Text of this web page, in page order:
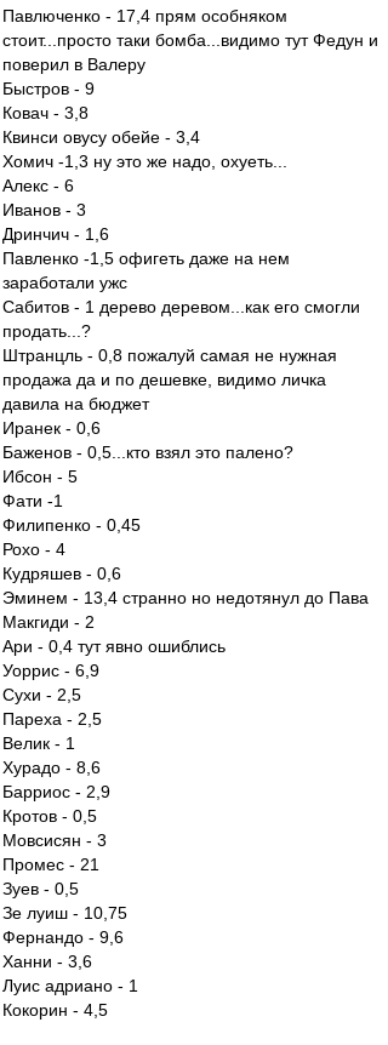
Павлюченко - 17,4 прям особняком
стоит...просто таки бомба...видимо тут Федун и
поверил в Валеру
Быстров - 9
Ковач - 3,8
Квинси овусу обейе - 3,4
Хомич -1,3 ну это же надо, охуеть...
Алекс - 6
Иванов - 3
Дринчич - 1,6
Павленко -1,5 офигеть даже на нем
заработали ужс
Сабитов - 1 дерево деревом...как его смогли
продать...?
Штранцль - 0,8 пожалуй самая не нужная
продажа да и по дешевке, видимо личка
давила на бюджет
Иранек - 0,6
Баженов - 0,5...кто взял это палено?
Ибсон - 5
Фати -1
Филипенко - 0,45
Рохо - 4
Кудряшев - 0,6
Эминем - 13,4 странно но недотянул до Пава
Макгиди - 2
Ари - 0,4 тут явно ошиблись
Уоррис - 6,9
Сухи - 2,5
Пареха - 2,5
Велик - 1
Хурадо - 8,6
Барриос - 2,9
Кротов - 0,5
Мовсисян - 3
Промес - 21
Зуев - 0,5
Зе луиш - 10,75
Фернандо - 9,6
Ханни - 3,6
Луис адриано - 1
Кокорин - 4,5